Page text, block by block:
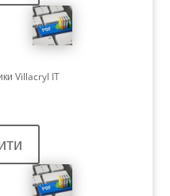
Villacryl IT